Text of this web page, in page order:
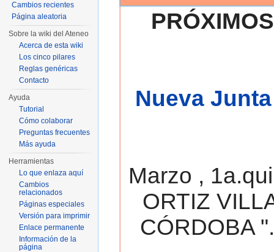
Nueva
Marzo ,
ORTIZ
CÓRDOBA
Cambios recientes
Página aleatoria
Sobre la wiki del Ateneo
Acerca de esta wiki
Los cinco pilares
Reglas genéricas
Contacto
Ayuda
Tutorial
Cómo colaborar
Preguntas frecuentes
Más ayuda
Herramientas
Lo que enlaza aquí
Cambios
relacionados
Páginas especiales
Versión para imprimir
Enlace permanente
Información de la
página